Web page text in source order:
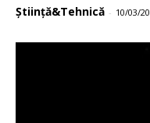
Știință&Tehnică - 10/03/